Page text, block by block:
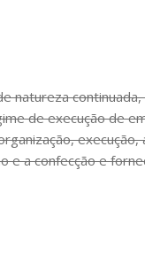
natureza
de execução de
a confecção e